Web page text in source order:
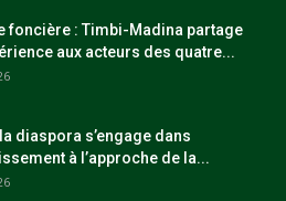
foncière : Timbi-Madina partage
aux acteurs des quatre...
diaspora s’engage dans
à l’approche de la...